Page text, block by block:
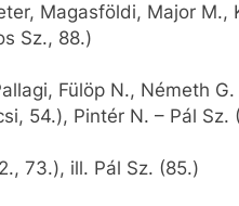
Magasföldi, Major M.,
Sz., 88.)
Fülöp N., Németh
54.), Pintér N. – Pál Sz.
73.), ill. Pál Sz. (85.)